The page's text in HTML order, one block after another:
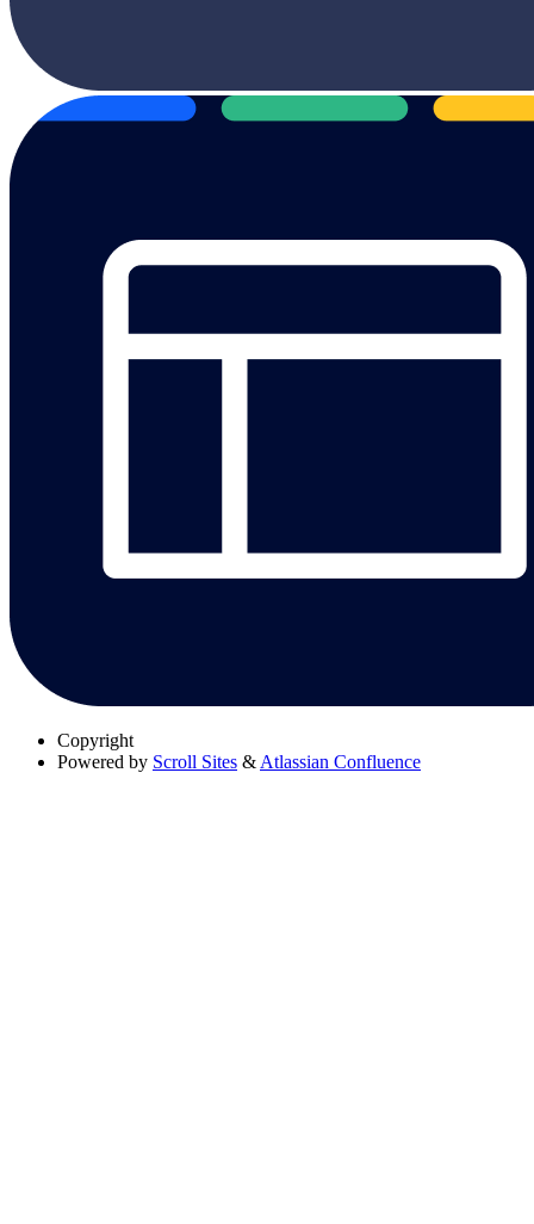
Copyright
Powered by Scroll Sites &Atlassian Confluence